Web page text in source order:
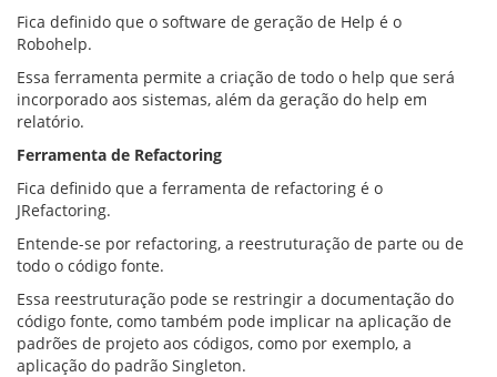
Fica definido que o software de geração de Help é o
Robohelp.
Essa ferramenta permite a criação de todo o help que será
incorporado aos sistemas, além da geração do help em
relatório.
Ferramenta de Refactoring
Fica definido que a ferramenta de refactoring é o
JRefactoring.
Entende-se por refactoring, a reestruturação de parte ou de
todo o código fonte.
Essa reestruturação pode se restringir a documentação do
código fonte, como também pode implicar na aplicação de
padrões de projeto aos códigos, como por exemplo, a
aplicação do padrão Singleton.